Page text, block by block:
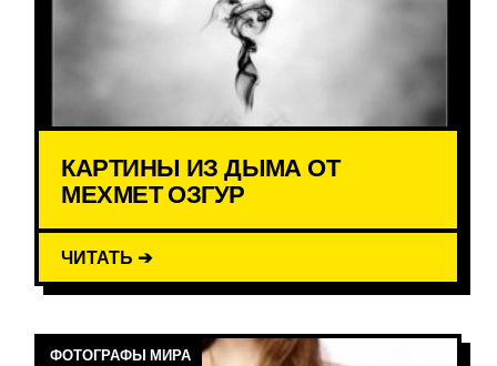
КАРТИНЫ ИЗ ДЫМА ОТ
МЕХМЕТ ОЗГУР
ЧИТАТЬ ➔
ФОТОГРАФЫ МИРА